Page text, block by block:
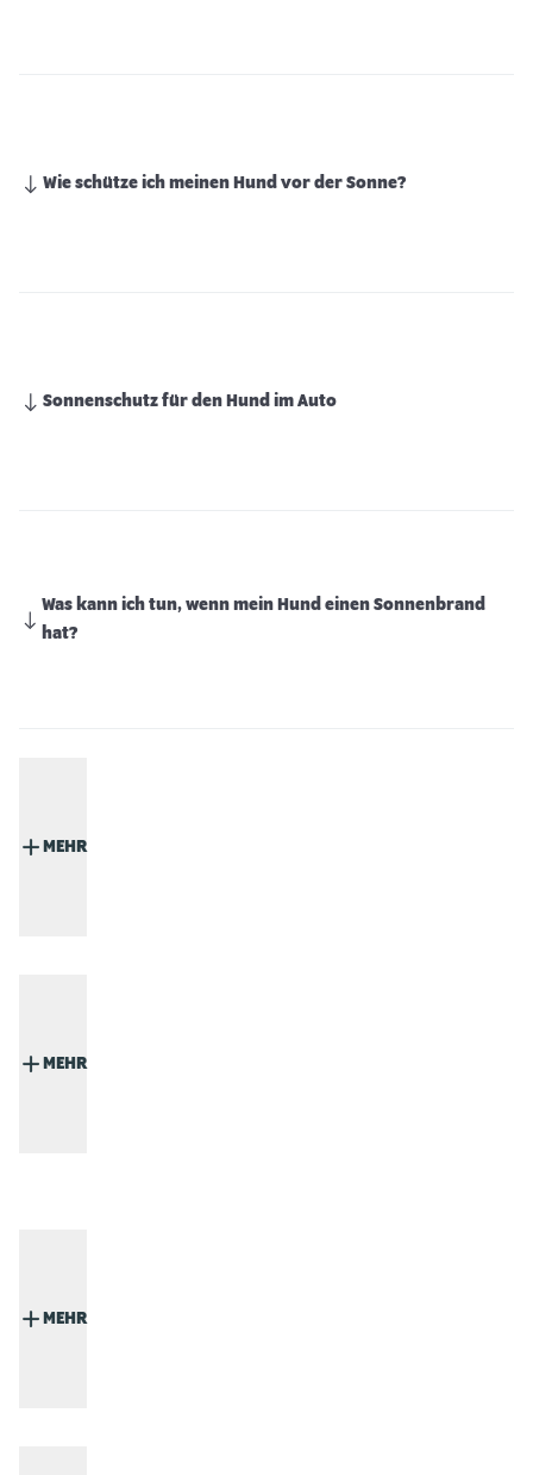
Wie schütze ich meinen Hund vor der Sonne?
Sonnenschutz für den Hund im Auto
Was kann ich tun, wenn mein Hund einen Sonnenbrand
hat?
MEHR
MEHR
MEHR